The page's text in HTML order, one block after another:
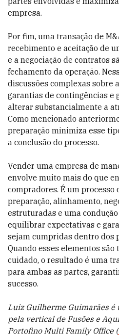
empresa.
Por fim, uma transação de
recebimento e aceitação de
e a negociação de contratos
fechamento da operação.
discussões complexas sobre
garantias de contingências e
alterar substancialmente a
Como mencionado
preparação minimiza esse
a conclusão do processo.
Vender uma empresa de
envolve muito mais do que
compradores. É um processo
preparação, alinhamento,
estruturadas e uma
equilibrar expectativas e
sejam cumpridas dentro dos
Quando esses elementos
cuidado, o resultado é uma
para ambas as partes,
sucesso.
Luiz Guilherme Guimarães é
pela vertical de Fusões e
Portofino Multi Family Office (